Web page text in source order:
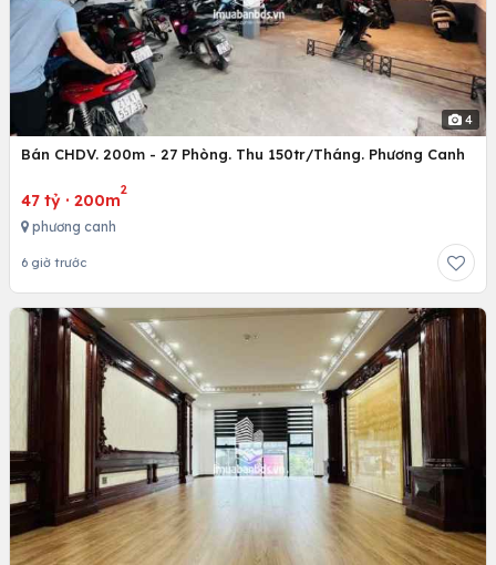
4
Bán CHDV. 200m - 27 Phòng. Thu 150tr/Tháng. Phương Canh
47 tỷ · 200m
2
phương canh
6 giờ trước